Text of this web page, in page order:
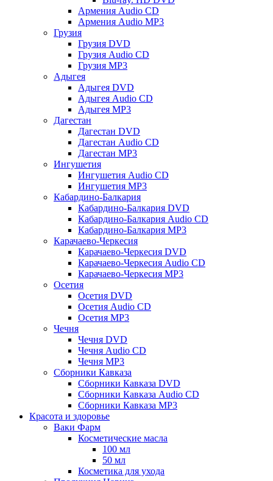
Армения Audio CD
Армения Audio MP3
Грузия
Грузия DVD
Грузия Audio CD
Грузия MP3
Адыгея
Адыгея DVD
Адыгея Audio CD
Адыгея MP3
Дагестан
Дагестан DVD
Дагестан Audio CD
Дагестан MP3
Ингушетия
Ингушетия Audio CD
Ингушетия MP3
Кабардино-Балкария
Кабардино-Балкария DVD
Кабардино-Балкария Audio CD
Кабардино-Балкария MP3
Карачаево-Черкесия
Карачаево-Черкесия DVD
Карачаево-Черкесия Audio CD
Карачаево-Черкесия MP3
Осетия
Осетия DVD
Осетия Audio CD
Осетия MP3
Чечня
Чечня DVD
Чечня Audio CD
Чечня MP3
Сборники Кавказа
Сборники Кавказа DVD
Сборники Кавказа Audio CD
Сборники Кавказа MP3
Красота и здоровье
Ваки Фарм
Косметические масла
100 мл
50 мл
Косметика для ухода